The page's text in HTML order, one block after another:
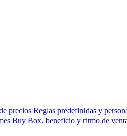
precios Reglas predefinidas y
Buy Box, beneficio y ritmo de